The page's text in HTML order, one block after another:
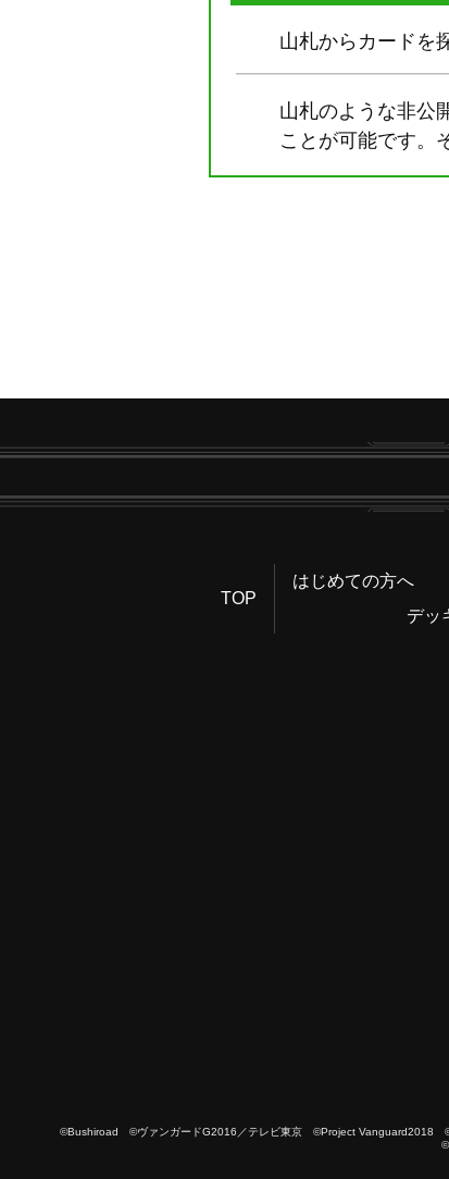
山札からカードを
山札のような非公
ことが可能です。
TOP
はじめての方へ
デッ
©Bushiroad ©ヴァンガードG2016／テレビ東京 ©Project Vanguard2018